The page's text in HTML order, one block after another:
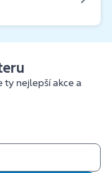
ty nejlepší akce a